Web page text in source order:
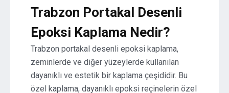
Trabzon Portakal Desenli
Epoksi Kaplama Nedir?
Trabzon portakal desenli epoksi kaplama,
zeminlerde ve diğer yüzeylerde kullanılan
dayanıklı ve estetik bir kaplama çeşididir. Bu
özel kaplama, dayanıklı epoksi reçinelerin özel